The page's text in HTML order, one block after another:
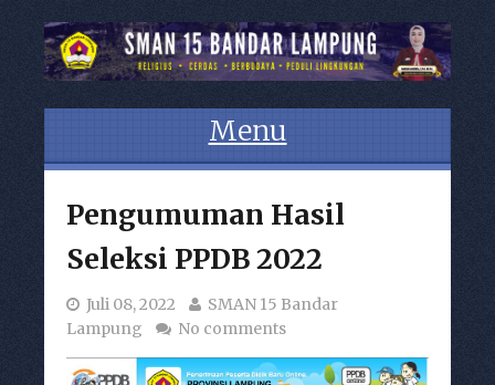
Menu
Pengumuman Hasil
Seleksi PPDB 2022
Juli 08, 2022
SMAN 15 Bandar
Lampung
No comments